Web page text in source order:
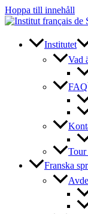
Hoppa till innehåll
Institutet
Vad
FAQ
Tour
Franska